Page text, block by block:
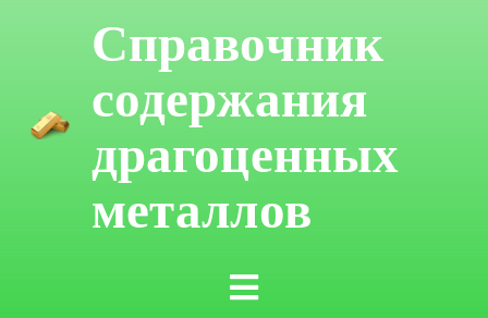
Справочник
содержания
драгоценных
металлов